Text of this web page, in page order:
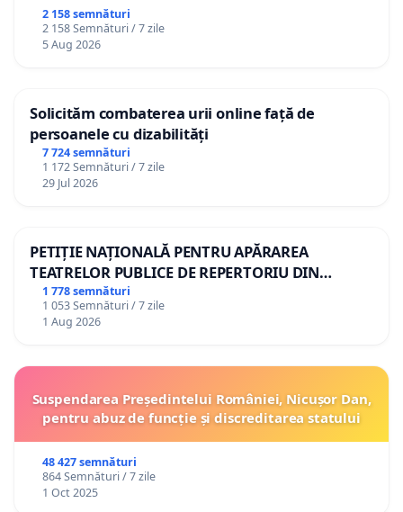
COMPETENȚELE-CHEIE PENTRU ÎNVĂȚAREA PE TOT
PARCURSUL VIEȚII ȘI RESPECTAREA STATUTULUI DE
ȘI DE EST. ATAȘĂM MEMORANDUMUL GADIF-OIF
Recomandarea Consiliului UE din 22 mai 2018
prevede explicit: „creșterea nivelului
competențelor lingvistice”; „sprijinirea
promovarea educației multilingve și
interculturale.
Politicile actuale promovate în România reduc
drastic studiul limbilor moderne, afectează
asumate de statul român.
Francofoniei în Europa Centrală și de Est și
partener strategic al spațiului francofon.
2 158 semnături
2 158 Semnături / 7 zile
5 Aug 2026
Solicităm combaterea urii online față de
persoanele cu dizabilități
7 724 semnături
1 172 Semnături / 7 zile
29 Jul 2026
PETIȚIE NAȚIONALĂ PENTRU APĂRAREA
TEATRELOR PUBLICE DE REPERTORIU DIN
ROMÂNIA
1 778 semnături
1 053 Semnături / 7 zile
1 Aug 2026
Suspendarea Președintelui României, Nicușor Dan,
pentru abuz de funcție și discreditarea statului
48 427 semnături
864 Semnături / 7 zile
1 Oct 2025